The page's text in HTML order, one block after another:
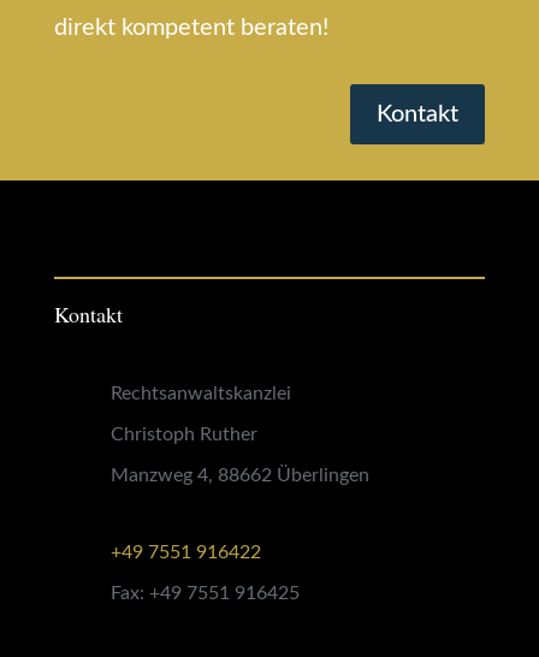
direkt kompetent beraten!
Kontakt
Kontakt
Rechtsanwaltskanzlei
Christoph Ruther
Manzweg 4, 88662 Überlingen
+49 7551 916422
Fax: +49 7551 916425